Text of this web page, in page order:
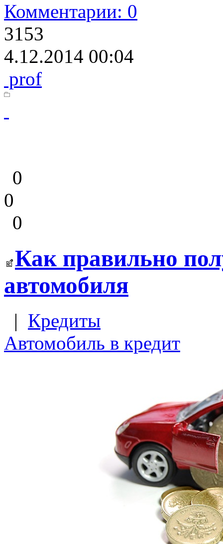
Комментарии: 0
3153
4.12.2014 00:04
prof
0
0
0
Как правильно
автомобиля
| Кредиты
Автомобиль в кредит